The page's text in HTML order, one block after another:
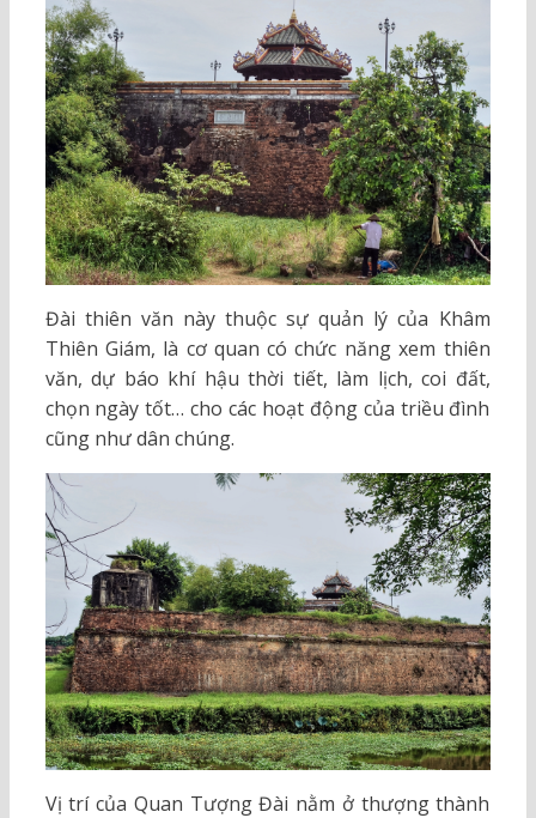
Đài thiên văn này thuộc sự quản lý của Khâm
Thiên Giám, là cơ quan có chức năng xem thiên
văn, dự báo khí hậu thời tiết, làm lịch, coi đất,
chọn ngày tốt… cho các hoạt động của triều đình
cũng như dân chúng.
Vị trí của Quan Tượng Đài nằm ở thượng thành